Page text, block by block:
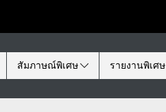
สัมภาษณ์พิเศษ รายงานพิเศษ